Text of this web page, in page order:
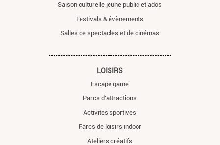
Saison culturelle jeune public et ados
Festivals & évènements
Salles de spectacles et de cinémas
LOISIRS
Escape game
Parcs d'attractions
Activités sportives
Parcs de loisirs indoor
Ateliers créatifs